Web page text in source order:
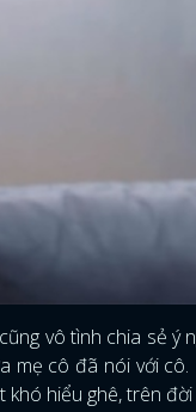
vô tình chia sẻ
mẹ cô đã nói với
khó hiểu ghê, trên